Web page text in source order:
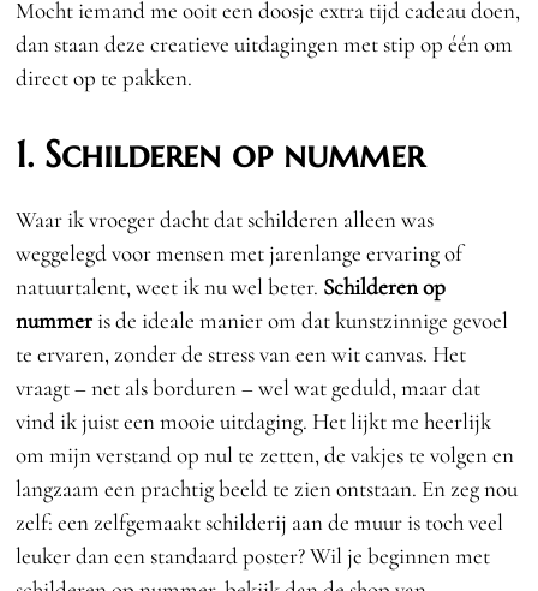
Mocht iemand me ooit een doosje extra tijd cadeau doen,
dan staan deze creatieve uitdagingen met stip op één om
direct op te pakken.
1. Schilderen op nummer
Waar ik vroeger dacht dat schilderen alleen was
weggelegd voor mensen met jarenlange ervaring of
natuurtalent, weet ik nu wel beter. Schilderen op
nummeris de ideale manier om dat kunstzinnige gevoel
te ervaren, zonder de stress van een wit canvas. Het
vraagt – net als borduren – wel wat geduld, maar dat
vind ik juist een mooie uitdaging. Het lijkt me heerlijk
om mijn verstand op nul te zetten, de vakjes te volgen en
langzaam een prachtig beeld te zien ontstaan. En zeg nou
zelf: een zelfgemaakt schilderij aan de muur is toch veel
leuker dan een standaard poster? Wil je beginnen met